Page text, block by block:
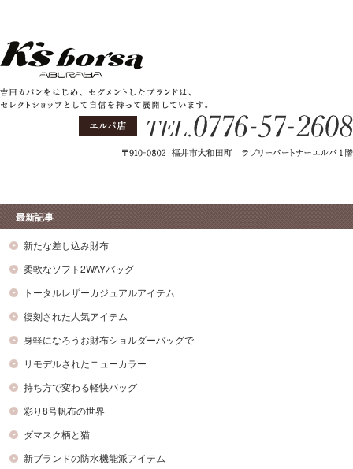
最新記事
新たな差し込み財布
柔軟なソフト2WAYバッグ
トータルレザーカジュアルアイテム
復刻された人気アイテム
身軽になろうお財布ショルダーバッグで
リモデルされたニューカラー
持ち方で変わる軽快バッグ
彩り8号帆布の世界
ダマスク柄と猫
新ブランドの防水機能派アイテム